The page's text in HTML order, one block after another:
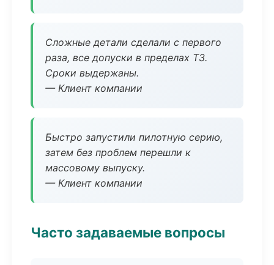
Сложные детали сделали с первого
раза, все допуски в пределах ТЗ.
Сроки выдержаны.
— Клиент компании
Быстро запустили пилотную серию,
затем без проблем перешли к
массовому выпуску.
— Клиент компании
Часто задаваемые вопросы